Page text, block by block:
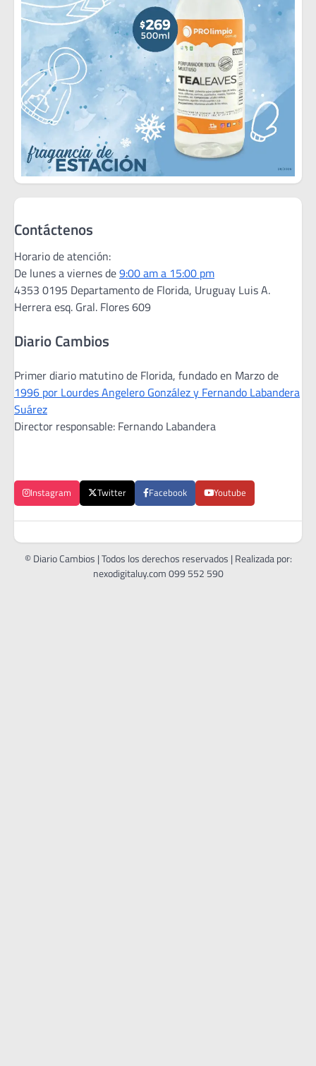
Contáctenos
Horario de atención:
De lunes a viernes de9:00 am a 15:00 pm
4353 0195 Departamento de Florida, Uruguay Luis A.
Herrera esq. Gral. Flores 609
Diario Cambios
Primer diario matutino de Florida, fundado en Marzo de
1996 por Lourdes Angelero González y Fernando Labandera
Suárez
Director responsable: Fernando Labandera
Instagram Twitter Facebook Youtube